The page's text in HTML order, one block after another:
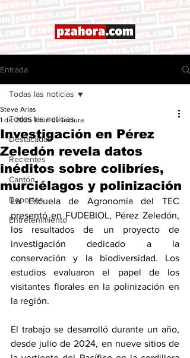
Entrada
Todas las noticias
Destacadas
Recientes
Cantón
Deportes
Entretenimiento
Todas las noticias
Investigación en Pérez
Zeledón revela datos
inéditos sobre colibríes,
murciélagos y polinización
Steve Arias
1 dic 2025 1 min de lectura
La Escuela de Agronomía del TEC
presentó en FUDEBIOL, Pérez Zeledón,
los resultados de un proyecto de
investigación dedicado a la
conservación y la biodiversidad. Los
estudios evaluaron el papel de los
visitantes florales en la polinización en
la región.
El trabajo se desarrolló durante un año,
desde julio de 2024, en nueve sitios de